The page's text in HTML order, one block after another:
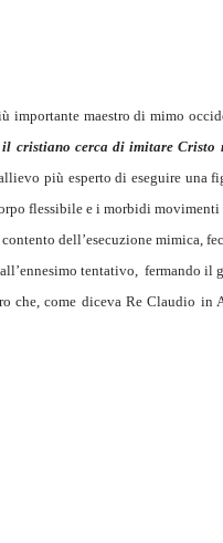
importante maestro di mimo
il cristiano cerca di imitare
più esperto di eseguire una
flessibile e i morbidi
dell’esecuzione mimica,
tentativo, fermando il
che, come diceva Re Claudio in